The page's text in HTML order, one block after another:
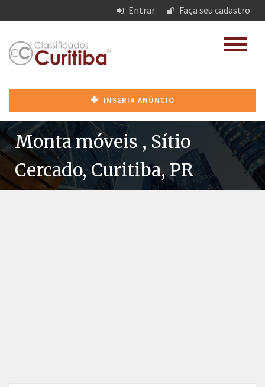
Entrar Faça seu cadastro
INSERIR ANÚNCIO
Monta móveis , Sítio
Cercado, Curitiba, PR